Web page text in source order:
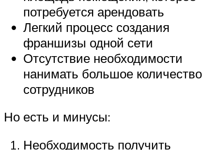
потребуется арендовать
Легкий процесс создания
франшизы одной сети
Отсутствие необходимости
нанимать большое количество
сотрудников
Но есть и минусы:
Необходимость получить